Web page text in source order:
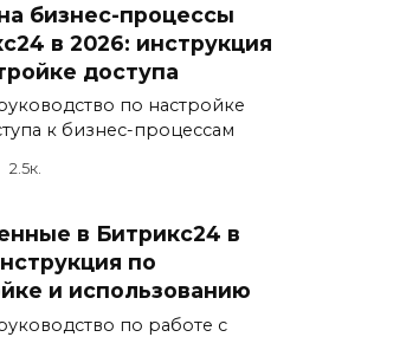
бизнес-процессы
в 2026: инструкция
доступа
по настройке
к бизнес-процессам
2.5к.
в Битрикс24 в
по
и использованию
по работе с